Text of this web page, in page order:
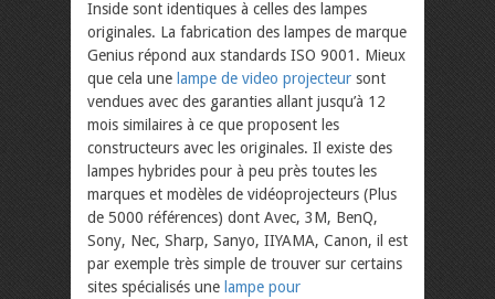
Inside sont identiques à celles des lampes
originales. La fabrication des lampes de marque
Genius répond aux standards ISO 9001. Mieux
que cela une lampe de video projecteur sont
vendues avec des garanties allant jusqu’à 12
mois similaires à ce que proposent les
constructeurs avec les originales. Il existe des
lampes hybrides pour à peu près toutes les
marques et modèles de vidéoprojecteurs (Plus
de 5000 références) dont Avec, 3M, BenQ,
Sony, Nec, Sharp, Sanyo, IIYAMA, Canon, il est
par exemple très simple de trouver sur certains
sites spécialisés une lampe pour